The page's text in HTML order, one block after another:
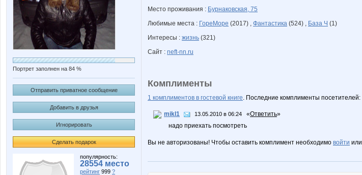
Портрет заполнен на 84 %
Отправить приватное сообщение
Добавить в друзья
Игнорировать
Сделать подарок
популярность:
28554 место
рейтинг 999 ?
Место проживания : Бурнаковская, 75
Любимые места : ГореМоре (2017) , Фантастика (524) , База Ч (1)
Интересы : жизнь (321)
Сайт : neft-nn.ru
Комплименты
1 комплиментов в гостевой книге. Последние комплименты посетителей:
mikl1 13.05.2010 в 06:24 «Ответить»
надо приехать посмотреть
Вы не авторизованы! Чтобы оставить комплимент необходимо войти или